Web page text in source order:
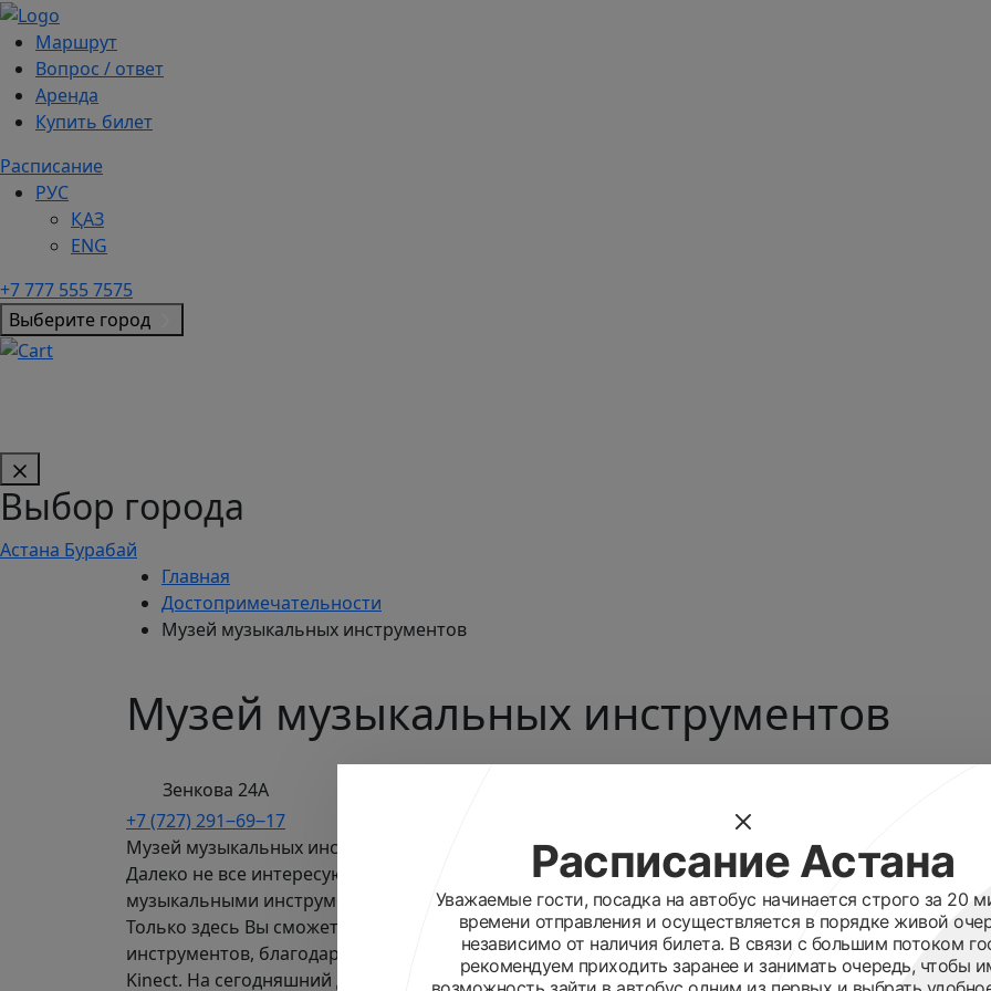
Маршрут
Вопрос / ответ
Аренда
Купить билет
Расписание
РУС
ҚАЗ
ENG
+7 777 555 7575
Выберите город
Выбор города
Астана Бурабай
Главная
Достопримечательности
Музей музыкальных инструментов
Музей музыкальных инструментов
Зенкова 24А
+7 (727) 291‒69‒17
Музей музыкальных инструментов
Далеко не все интересуются народной музыкой и национальными
музыкальными инструментами, но посетить данный музей обязательно стоит.
Только здесь Вы сможете дирижировать оркестром народных музыкальных
инструментов, благодаря бесконтактному сенсорному игровому контроллеру
Kinect. На сегодняшний день музей является одним из самых современнейших
Как
№ 126,
Расписание
Вт-Вс
Расписание Астана
Уважаемые гости, посадка на автобус начинается строго за 20
времени отправления и осуществляется в порядке живой
независимо от наличия билета. В связи с большим потоком
рекомендуем приходить заранее и занимать очередь, чтобы